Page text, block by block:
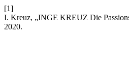
[1]
I. Kreuz, „INGE KREUZ Die
2020.